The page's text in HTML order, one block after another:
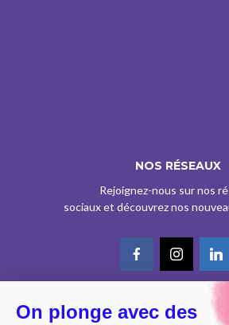
NOS RÉSEAUX
Rejoignez-nous sur nos
sociaux et découvrez nos
On plonge avec des